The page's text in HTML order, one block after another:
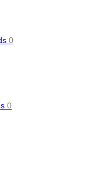
0
0